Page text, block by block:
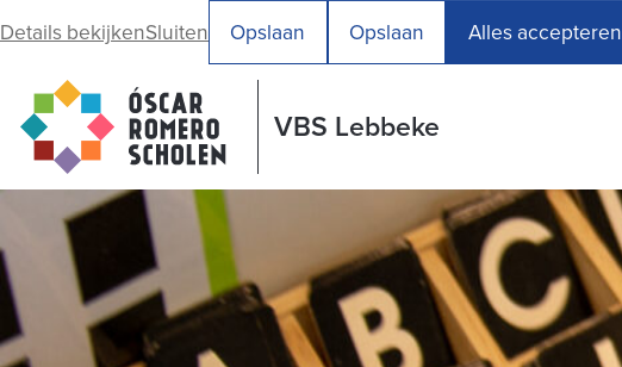
Details bekijkenSluiten Opslaan Opslaan Alles accepteren
VBS Lebbeke
VBS Lebbeke